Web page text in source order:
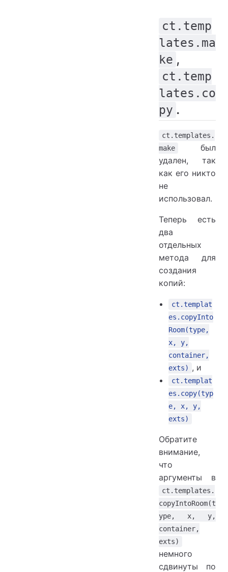
ct.temp
lates.ma
ke ,
ct.temp
lates.co
py .
ct.templates.
make
был
удален, так
как его никто
не
использовал.
Теперь есть
два
отдельных
метода для
создания
копий:
ct.templat
es.copyInto
Room(type,
x, y,
container,
exts) , и
ct.templat
es.copy(typ
e, x, y,
exts)
Обратите
внимание,
что
аргументы в
ct.templates.
copyIntoRoom(t
ype, x, y,
container,
exts)
немного
сдвинуты по